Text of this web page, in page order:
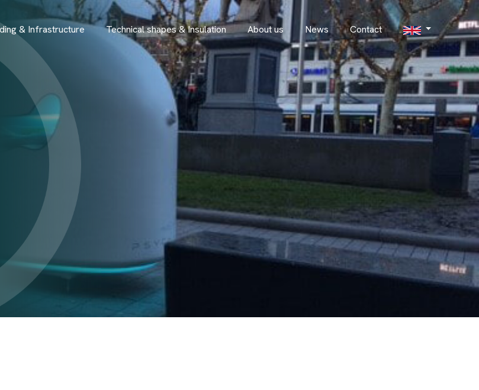
& Infrastructure Technical shapes & Insulation About us News Contact